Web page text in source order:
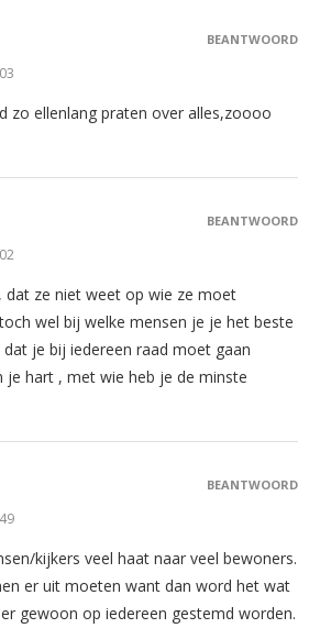
zo ellenlang praten over alles,zoooo
BEANTWOORD
dat ze niet weet op wie ze moet
wel bij welke mensen je je het beste
je bij iedereen raad moet gaan
je hart , met wie heb je de minste
BEANTWOORD
kijkers veel haat naar veel bewoners.
er uit moeten want dan word het wat
gewoon op iedereen gestemd worden.
BEANTWOORD